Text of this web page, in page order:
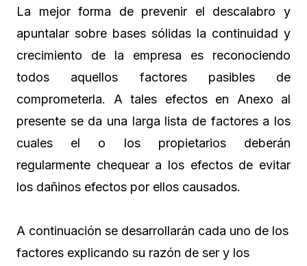
La mejor forma de prevenir el descalabro y
apuntalar sobre bases sólidas la continuidad y
crecimiento de la empresa es reconociendo
todos aquellos factores pasibles de
comprometerla. A tales efectos en Anexo al
presente se da una larga lista de factores a los
cuales el o los propietarios deberán
regularmente chequear a los efectos de evitar
los dañinos efectos por ellos causados.
A continuación se desarrollarán cada uno de los
factores explicando su razón de ser y los